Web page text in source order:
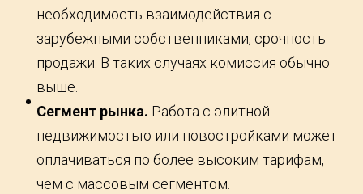
необходимость взаимодействия с
зарубежными собственниками, срочность
продажи. В таких случаях комиссия обычно
выше.
Сегмент рынка. Работа с элитной
недвижимостью или новостройками может
оплачиваться по более высоким тарифам,
чем с массовым сегментом.